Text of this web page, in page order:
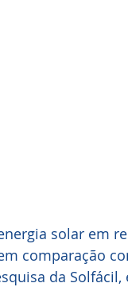
solar em
comparação
da